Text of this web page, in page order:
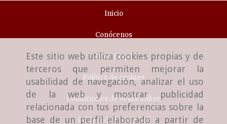
Este sitio web utiliza cookies propias y de
terceros que permiten mejorar la
usabilidad de navegación, analizar el uso
de la web y mostrar publicidad
relacionada con tus preferencias sobre la
base de un perfil elaborado a partir de
Inicio
Conócenos
Aviso Legal
Política de cookies
Condiciones de venta online
Política de Privacidad